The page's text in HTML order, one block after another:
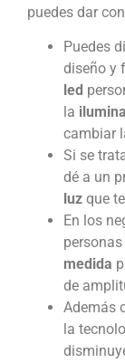
puedes dar
Puedes
diseño y
led
la
cambiar
Si se
dé a un
luz que
En los
medida
de
Además
la